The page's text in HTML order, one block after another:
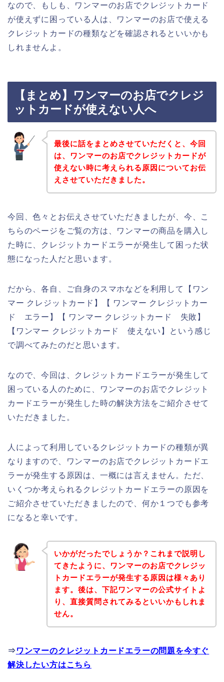
なので、もしも、ワンマーのお店でクレジットカード
が使えずに困っている人は、ワンマーのお店で使える
クレジットカードの種類などを確認されるといいかも
しれませんよ。
【まとめ】ワンマーのお店でクレジ
ットカードが使えない人へ
最後に話をまとめさせていただくと、今回
は、ワンマーのお店でクレジットカードが
使えない時に考えられる原因についてお伝
えさせていただきました。
今回、色々とお伝えさせていただきましたが、今、こ
ちらのページをご覧の方は、ワンマーの商品を購入し
た時に、クレジットカードエラーが発生して困った状
態になった人だと思います。
だから、各自、ご自身のスマホなどを利用して【ワン
マー クレジットカード】【 ワンマー クレジットカー
ド エラー】【 ワンマー クレジットカード 失敗】
【ワンマー クレジットカード 使えない】という感じ
で調べてみたのだと思います。
なので、今回は、クレジットカードエラーが発生して
困っている人のために、ワンマーのお店でクレジット
カードエラーが発生した時の解決方法をご紹介させて
いただきました。
人によって利用しているクレジットカードの種類が異
なりますので、ワンマーのお店でクレジットカードエ
ラーが発生する原因は、一概には言えません。ただ、
いくつか考えられるクレジットカードエラーの原因を
ご紹介させていただきましたので、何か１つでも参考
になると幸いです。
いかがだったでしょうか？これまで説明し
てきたように、ワンマーのお店でクレジッ
トカードエラーが発生する原因は様々あり
ます。後は、下記ワンマーの公式サイトよ
り、直接質問されてみるといいかもしれま
せん。
⇒ ワンマーのクレジットカードエラーの問題を今すぐ
解決したい方はこちら